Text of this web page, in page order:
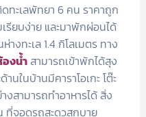
ทะเลพัทยา 6 คน ราคาถูก
รียบง่าย และมาพักผ่อนได้
งทะเล 1.4 กิโลเมตร ทาง
งน้ำสามารถเข้าพักได้สุง
นในบ้านมีคาราโอเกะ โต๊ะ
สามารถทำอาหารได้ สิ่ง
ที่จอดรถสะดวสกบาย